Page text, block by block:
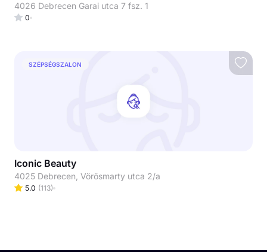
4026 Debrecen Garai utca 7 fsz. 1
0
SZÉPSÉGSZALON
Iconic Beauty
4025 Debrecen, Vörösmarty utca 2/a
5.0 (113)